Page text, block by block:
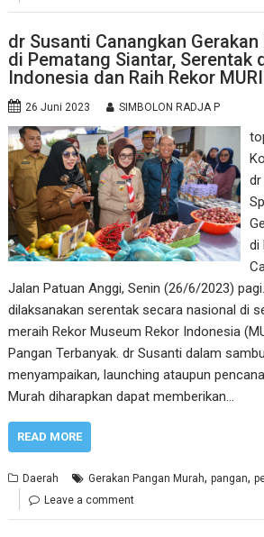
dr Susanti Canangkan
di Pematang Siantar, Serentak
Indonesia dan Raih Rekor MURI
26 Juni 2023 SIMBOLON RADJA P
dr
di
Jalan Patuan Anggi, Senin (26/6/2023)
dilaksanakan serentak secara nasional di
meraih Rekor Museum Rekor Indonesia
Pangan Terbanyak. dr Susanti dalam
menyampaikan, launching ataupun
Murah diharapkan dapat memberikan…
READ MORE
Daerah Gerakan Pangan Murah,pangan,
Leave a comment